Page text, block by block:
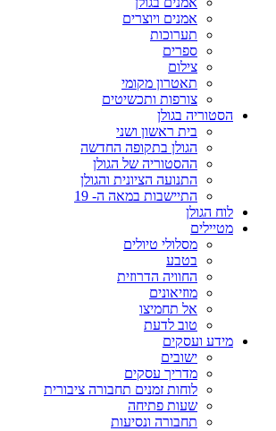
אמנים ויוצרים
תערוכות
ספרים
צילום
תאטרון מקומי
צורפות ותכשיטים
הסטוריה בגולן
בית ראשון ושני
הגולן בתקופה החדשה
ההסטוריה של הגולן
התנועה הציונית והגולן
התיישבות במאה ה- 19
לוח הגולן
מטיילים
מסלולי טיולים
בטבע
החוויה הדרוזית
מוזיאונים
אל תחמיצו
טוב לדעת
מידע ועסקים
ישובים
מדריך עסקים
לוחות זמנים תחבורה ציבורית
שעות פתיחה
תחבורה ונסיעות